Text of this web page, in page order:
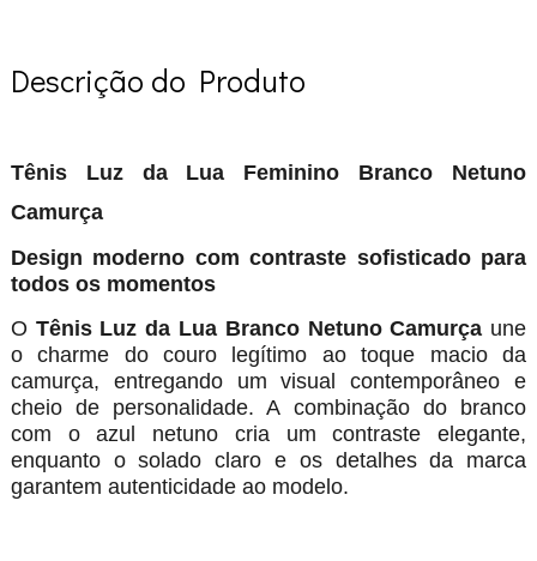
Descrição do Produto
Tênis Luz da Lua Feminino Branco Netuno
Camurça
Design moderno com contraste sofisticado para
todos os momentos
O Tênis Luz da Lua Branco Netuno Camurça une
o charme do couro legítimo ao toque macio da
camurça, entregando um visual contemporâneo e
cheio de personalidade. A combinação do branco
com o azul netuno cria um contraste elegante,
enquanto o solado claro e os detalhes da marca
garantem autenticidade ao modelo.